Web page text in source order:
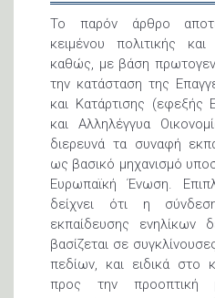
Το παρόν άρθρο
κειμένου πολιτικής και
καθώς, με βάση
την κατάσταση της
και Κατάρτισης (εφεξής
και Αλληλέγγυα
διερευνά τα συναφή
ως βασικό μηχανισμό
Ευρωπαϊκή Ένωση.
δείχνει ότι η
εκπαίδευσης ενηλίκων
βασίζεται σε
πεδίων, και ειδικά στο
προς την προοπτική